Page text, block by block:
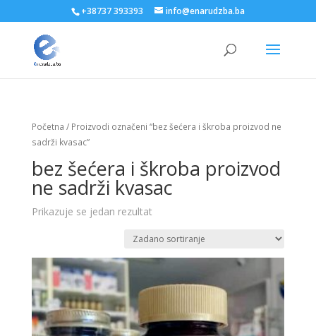
+38737 393393 info@enarudzba.ba
Početna / Proizvodi označeni “bez šećera i škroba proizvod ne
sadrži kvasac”
bez šećera i škroba proizvod
ne sadrži kvasac
Prikazuje se jedan rezultat